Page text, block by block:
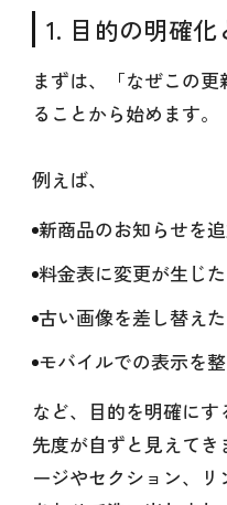
1. 目的の明確
まずは、「なぜこの
ることから始めます。
例えば、
新商品のお知らせを
料金表に変更が生じた
古い画像を差し替え
モバイルでの表示を
など、目的を明確に
先度が自ずと見えて
ージやセクション、